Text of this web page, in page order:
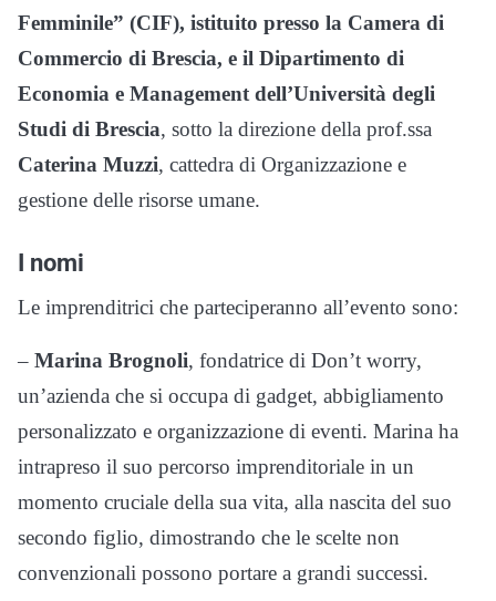
Femminile” (CIF), istituito presso la Camera di
Commercio di Brescia, e il Dipartimento di
Economia e Management dell’Università degli
Studi di Brescia, sotto la direzione della prof.ssa
Caterina Muzzi, cattedra di Organizzazione e
gestione delle risorse umane.
I nomi
Le imprenditrici che parteciperanno all’evento sono:
– Marina Brognoli, fondatrice di Don’t worry,
un’azienda che si occupa di gadget, abbigliamento
personalizzato e organizzazione di eventi. Marina ha
intrapreso il suo percorso imprenditoriale in un
momento cruciale della sua vita, alla nascita del suo
secondo figlio, dimostrando che le scelte non
convenzionali possono portare a grandi successi.